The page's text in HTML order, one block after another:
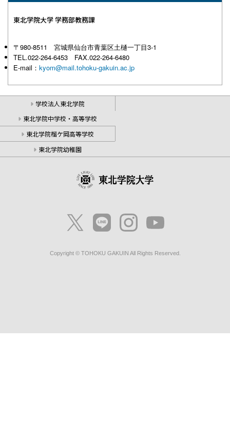
東北学院大学 学務部教務課
〒980-8511 宮城県仙台市青葉区土樋一丁目3-1
TEL.022-264-6453 FAX.022-264-6480
E-mail： kyom@mail.tohoku-gakuin.ac.jp
学校法人東北学院
東北学院中学校・高等学校
東北学院榴ケ岡高等学校
東北学院幼稚園
Copyright © TOHOKU GAKUIN All Rights Reserved.